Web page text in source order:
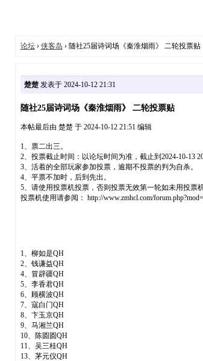
论坛› 侠客岛 › 随社25届诗词场《秦淮烟雨》 二轮投票贴
楚楚发表于 2024-10-12 21:31
随社25届诗词场《秦淮烟雨》 二轮投票贴
本帖最后由 楚楚 于 2024-10-12 21:51 编辑
1、票二出三。
2、投票截止时间：以论坛时间为准，截止到2024-10-13
3、活着的全部玩家参加投票，逾期不投票的判为自杀。
4、平票不加时，后到先出。
5、请使用投票机投票，否则投票无效第一轮如未用投票
投票机使用请参阅： http://www.zmhcl.com/
1、柳如是QH
2、钱谦益QH
4、冒辟疆QH
5、李香君QH
6、顾横波QH
7、寇白门QH
8、卞玉京QH
9、马湘兰QH
10、陈圆圆QH
11、吴三桂QH
13、茅元仪QH